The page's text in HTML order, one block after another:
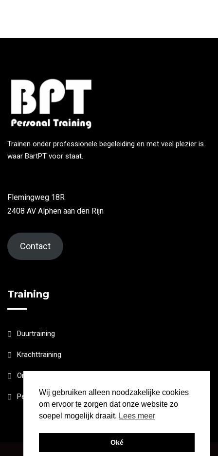
Trainen onder professionele begeleiding en met veel plezier is
waar BartPT voor staat.
Flemingweg 18R
2408 AV Alphen aan den Rijn
Contact
Training
Duurtraining
Krachttraining
Online Coaching
Personal Training
Wij gebruiken alleen noodzakelijke cookies
om ervoor te zorgen dat onze website zo
soepel mogelijk draait. Lees meer
Oké